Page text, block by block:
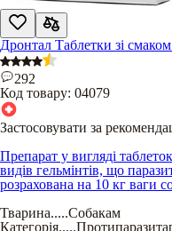
Дронтал Таблетки зі
292
Код товару: 04079
Застосовувати за
Препарат у вигляді
видів гельмінтів, що
розрахована на 10 кг ваги
Тварина.....Собакам
Категорія.....